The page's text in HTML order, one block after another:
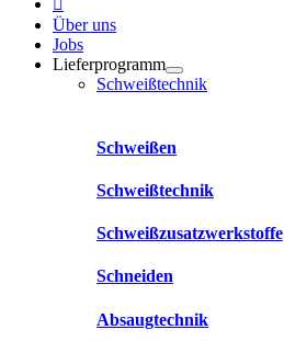
Über uns
Jobs
Lieferprogramm
Schweißtechnik
Schweißen
Schweißtechnik
Schweißzusatzwerkstoffe
Schneiden
Absaugtechnik